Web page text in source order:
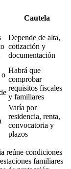
Cautela
Depende de alta,
cotización y
documentación
o
Habrá que
comprobar
requisitos fiscales
y familiares
Varía por
residencia, renta,
convocatoria y
plazos
reúne condiciones
familiares